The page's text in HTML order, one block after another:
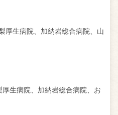
病院、加納岩総合病院、山
病院、加納岩総合病院、お